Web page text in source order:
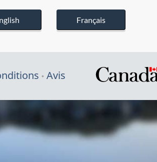
Français
Avis